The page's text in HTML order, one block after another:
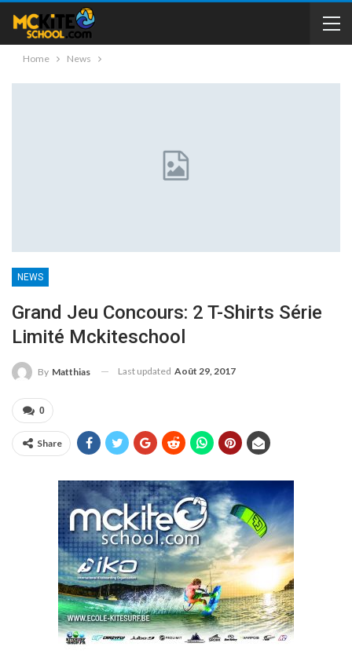
Home News
NEWS
Grand Jeu Concours: 2 T-Shirts Série
Limité Mckiteschool
By Matthias Last updated Août 29, 2017
0
Share